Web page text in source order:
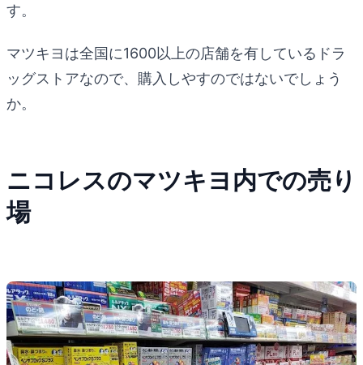
す。
マツキヨは全国に1600以上の店舗を有しているドラ
ッグストアなので、購入しやすのではないでしょう
か。
ニコレスのマツキヨ内での売り
場